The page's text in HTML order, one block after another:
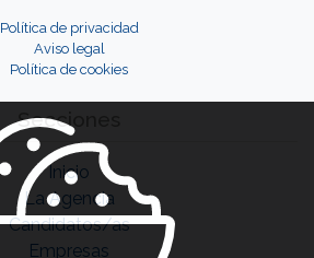
Política de privacidad
Aviso legal
Política de cookies
Secciones
Inicio
La Agencia
Candidatos/as
Empresas